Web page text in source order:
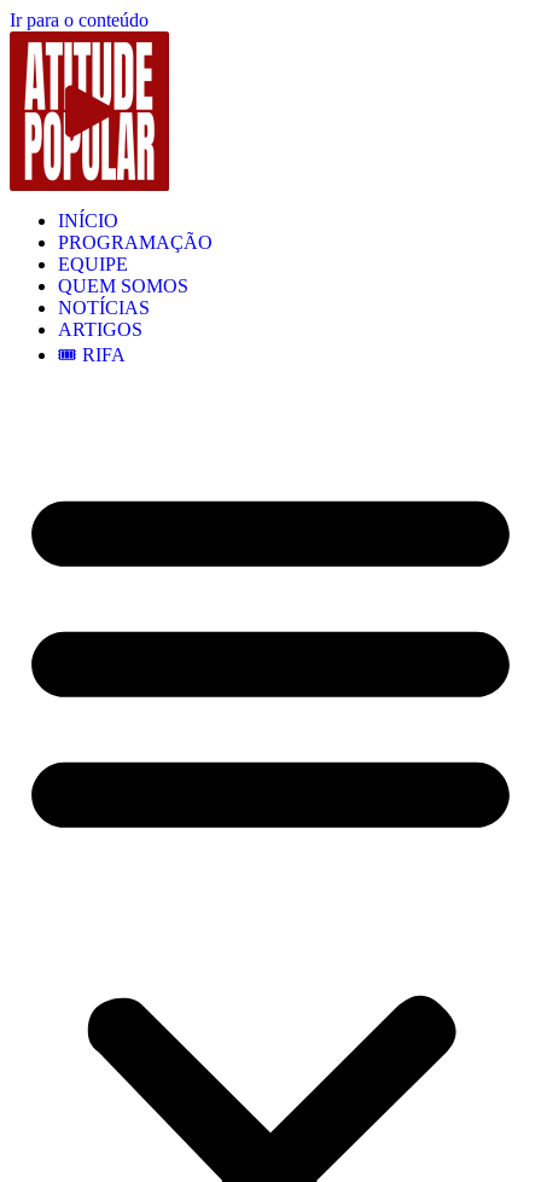
Ir para o conteúdo
INÍCIO
PROGRAMAÇÃO
EQUIPE
QUEM SOMOS
NOTÍCIAS
ARTIGOS
🎟️ RIFA